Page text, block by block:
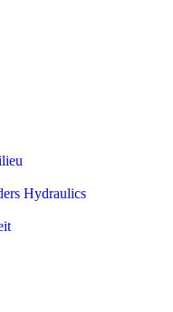
Hydraulics